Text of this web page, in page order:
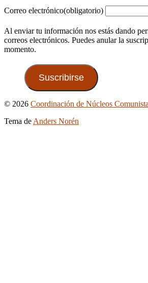
Correo electrónico(obligatorio)
Al enviar tu información nos estás dando
correos electrónicos. Puedes anular la
momento.
Suscribirse
Ir
© 2026 Coordinación de Núcleos
Tema de Anders Norén